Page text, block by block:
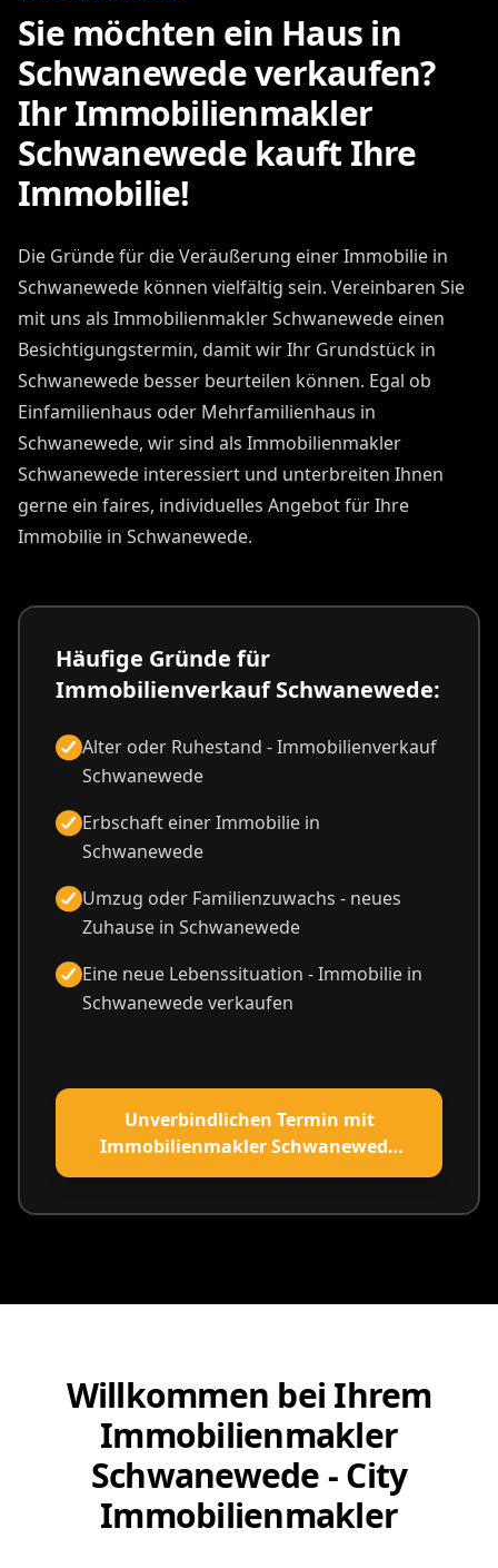
Sie möchten ein Haus in
Schwanewede verkaufen?
Ihr Immobilienmakler
Schwanewede kauft Ihre
Immobilie!
Die Gründe für die Veräußerung einer Immobilie in
Schwanewede können vielfältig sein. Vereinbaren Sie
mit uns als Immobilienmakler Schwanewede einen
Besichtigungstermin, damit wir Ihr Grundstück in
Schwanewede besser beurteilen können. Egal ob
Einfamilienhaus oder Mehrfamilienhaus in
Schwanewede, wir sind als Immobilienmakler
Schwanewede interessiert und unterbreiten Ihnen
gerne ein faires, individuelles Angebot für Ihre
Immobilie in Schwanewede.
Häufige Gründe für
Immobilienverkauf Schwanewede:
Alter oder Ruhestand - Immobilienverkauf
Schwanewede
Erbschaft einer Immobilie in
Schwanewede
Umzug oder Familienzuwachs - neues
Zuhause in Schwanewede
Eine neue Lebenssituation - Immobilie in
Schwanewede verkaufen
Unverbindlichen Termin mit
Immobilienmakler Schwanewede
vereinbaren
Willkommen bei Ihrem
Immobilienmakler
Schwanewede - City
Immobilienmakler